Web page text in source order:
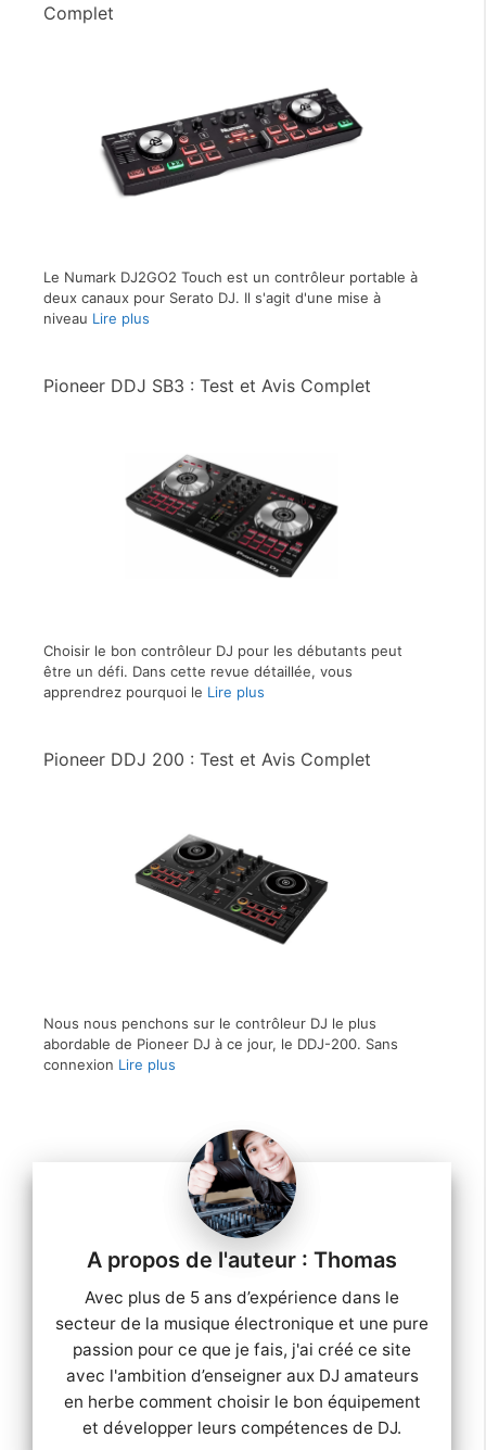
Complet
Le Numark DJ2GO2 Touch est un contrôleur portable à
deux canaux pour Serato DJ. Il s'agit d'une mise à
niveau Lire plus
Pioneer DDJ SB3 : Test et Avis Complet
Choisir le bon contrôleur DJ pour les débutants peut
être un défi. Dans cette revue détaillée, vous
apprendrez pourquoi le Lire plus
Pioneer DDJ 200 : Test et Avis Complet
Nous nous penchons sur le contrôleur DJ le plus
abordable de Pioneer DJ à ce jour, le DDJ-200. Sans
connexion Lire plus
Thomas
Avec plus de 5 ans d’expérience dans le
secteur de la musique électronique et une pure
passion pour ce que je fais, j'ai créé ce site
avec l'ambition d’enseigner aux DJ amateurs
en herbe comment choisir le bon équipement
et développer leurs compétences de DJ.